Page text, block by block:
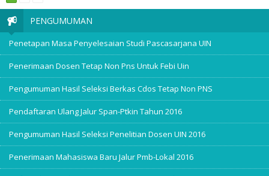
PENGUMUMAN
Penetapan Masa Penyelesaian Studi Pascasarjana UIN
Penerimaan Dosen Tetap Non Pns Untuk Febi Uin
Pengumuman Hasil Seleksi Berkas Cdos Tetap Non PNS
Pendaftaran Ulang Jalur Span-Ptkin Tahun 2016
Pengumuman Hasil Seleksi Penelitian Dosen UIN 2016
Penerimaan Mahasiswa Baru Jalur Pmb-Lokal 2016